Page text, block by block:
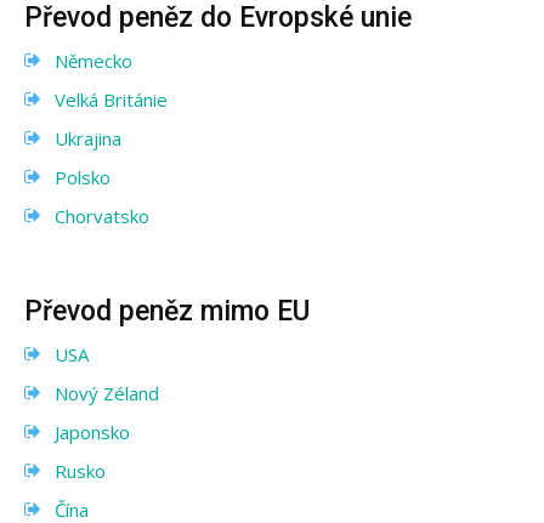
Převod peněz do Evropské unie
Německo
Velká Británie
Ukrajina
Polsko
Chorvatsko
Převod peněz mimo EU
USA
Nový Zéland
Japonsko
Rusko
Čína